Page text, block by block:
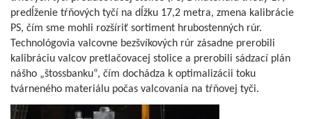
predĺženie tŕňových tyčí na dĺžku 17,2 metra, zmena kalibrácie
PS, čím sme mohli rozšíriť sortiment hrubostenných rúr.
Technológovia valcovne bezšvíkových rúr zásadne prerobili
kalibráciu valcov pretlačovacej stolice a prerobili sádzací plán
nášho „štossbanku“, čím dochádza k optimalizácii toku
tvárneného materiálu počas valcovania na tŕňovej tyči.